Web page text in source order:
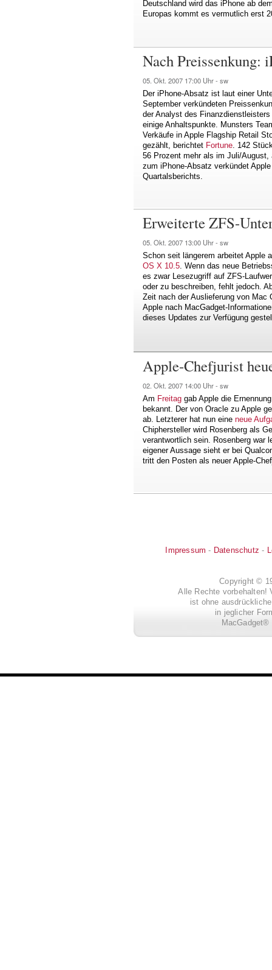
Deutschland wird das iPhone ab
Europas kommt es vermutlich erst
Nach Preissenkung:
05. Okt. 2007 17:00 Uhr - sw
Der iPhone-Absatz ist laut einer
September verkündeten
der Analyst des
einige Anhaltspunkte. Munsters
Verkäufe in Apple Flagship Retail
gezählt, berichtet Fortune . 142
56 Prozent mehr als im Juli/
zum iPhone-Absatz verkündet
Quartalsberichts.
Erweiterte ZFS-
05. Okt. 2007 13:00 Uhr - sw
Schon seit längerem arbeitet Apple
OS X 10.5. Wenn das neue
es zwar Lesezugriff auf ZFS-
oder zu beschreiben, fehlt jedoch.
Zeit nach der Auslieferung von Mac
Apple nach MacGadget-
dieses Updates zur Verfügung
Apple-Chefjurist
02. Okt. 2007 14:00 Uhr - sw
Am Freitag gab Apple die
bekannt. Der von Oracle zu Apple
ab. Letzterer hat nun eine neue
Chiphersteller wird Rosenberg als
verantwortlich sein. Rosenberg war
eigener Aussage sieht er bei
tritt den Posten als neuer Apple-
Impressum - Datenschutz -
Copyright ©
Alle Rechte vorbehalten!
ist ohne
in jeglicher
MacGadget®